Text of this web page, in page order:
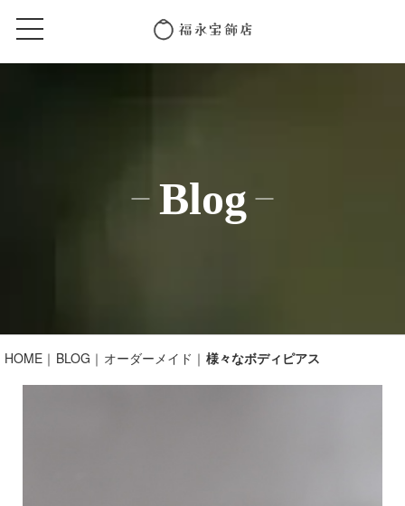
Blog
HOME BLOG オーダーメイド 様々なボディピアス